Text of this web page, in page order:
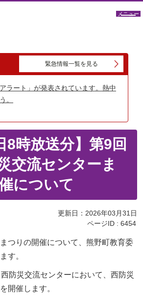
メニュー
緊急情報一覧を見る
ラート」が発表されています。熱中
。
8時放送分】第9回
交流センターま
について
更新日：2026年03月31日
ページID : 6454
つりの開催について、熊野町教育委
す。
防災交流センターにおいて、西防災
開催します。